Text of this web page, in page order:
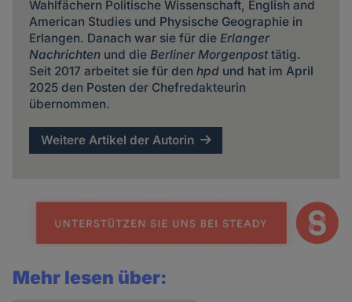
Wahlfächern Politische Wissenschaft, English and
American Studies und Physische Geographie in
Erlangen. Danach war sie für die Erlanger
Nachrichtenund die Berliner Morgenposttätig.
Seit 2017 arbeitet sie für den hpdund hat im April
2025 den Posten der Chefredakteurin
übernommen.
Weitere Artikel der Autorin
Mehr lesen über: